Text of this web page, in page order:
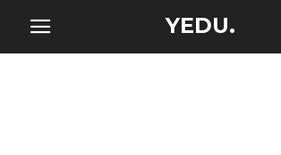
YEDU.